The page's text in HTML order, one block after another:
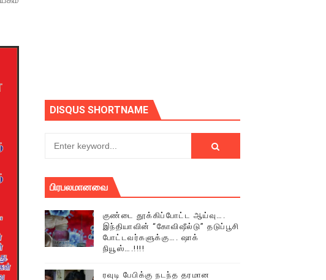
அழைக்கின்றோம்.
சுவிஸ் (செய்தியும்,படங்களும்..)
DISQUS SHORTNAME
பிரபலமானவை
குண்டை தூக்கிப்போட்ட ஆய்வு….
இந்தியாவின் “கோவிஷீல்டு” தடுப்பூசி
போட்டவர்களுக்கு…. ஷாக்
நியூஸ்….!!!!
ரவுடி பேபிக்கு நடந்த தரமான